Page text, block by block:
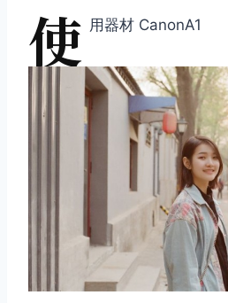
使 用器材 CanonA1